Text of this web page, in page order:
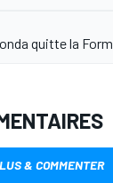
quitte la
& COMMENTER